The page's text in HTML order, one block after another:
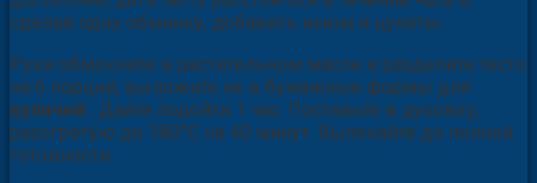
сделав одну обминку, добавить изюм и цукаты.
Руки обмокните в растительном масле и разделите тесто
на 6 порций, выложите их в бумажные формы для
куличей . Дайте подойти 1 час. Поставьте в духовку,
разогретую до 180°С на 40 минут. Выпекайте до полной
готовности.